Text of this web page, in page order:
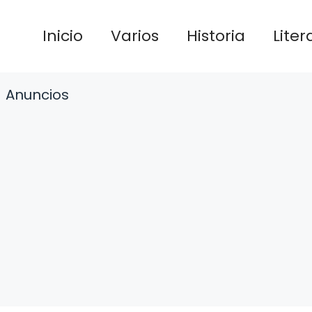
Inicio Varios Historia
Anuncios